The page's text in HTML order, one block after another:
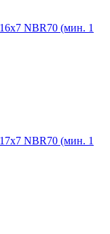
NBR70 (мин. 1
NBR70 (мин. 1